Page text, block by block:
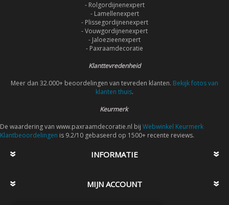
- Rolgordijnenexpert
- Lamellenexpert
- Plissegordijnenexpert
- Vouwgordijnenexpert
- Jaloezieenexpert
- Paxraamdecoratie
Klanttevredenheid
Meer dan 32.000+ beoordelingen van tevreden klanten. Bekijk fotos van
klanten thuis.
Keurmerk
De waardering van www.paxraamdecoratie.nl bij Webwinkel Keurmerk
Klantbeoordelingen is 9.2/10 gebaseerd op 1500+ recente reviews.
INFORMATIE
MIJN ACCOUNT